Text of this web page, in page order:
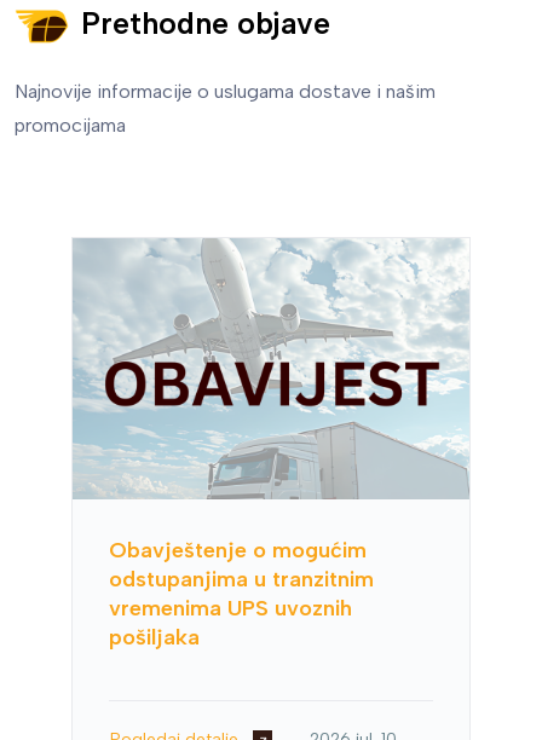
Prethodne objave
Najnovije informacije o uslugama dostave i našim
promocijama
Obavještenje o mogućim
odstupanjima u tranzitnim
vremenima UPS uvoznih
pošiljaka